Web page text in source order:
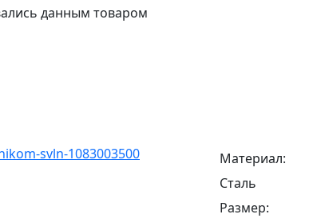
данным товаром
Материал:
Сталь
Размер: